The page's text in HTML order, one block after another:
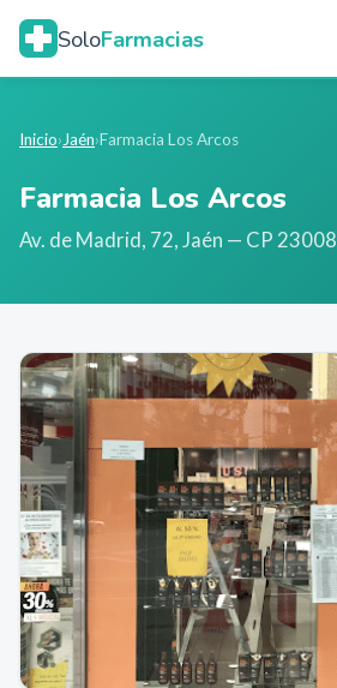
SoloFarmacias
Inicio› Jaén›Farmacia Los Arcos
Farmacia Los Arcos
Av. de Madrid, 72,Jaén — CP 23008